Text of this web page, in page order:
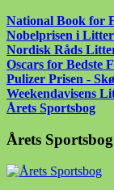
National Book for
Nobelprisen i
Nordisk Råds
Oscars for Bedste
Pulizer Prisen -
Weekendavisens
Årets Sportsbog
Årets Sportsbog